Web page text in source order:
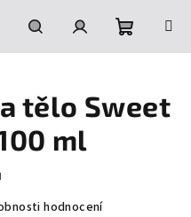
HledatPřihlášeníNákupní
košík
tělo Sweet
ml
hodnocení